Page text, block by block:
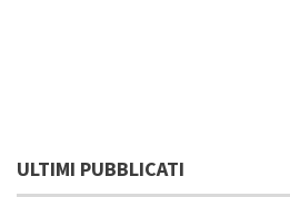
ULTIMI PUBBLICATI